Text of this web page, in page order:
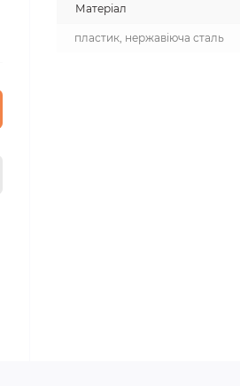
Матеріал
пластик, нержавіюча сталь